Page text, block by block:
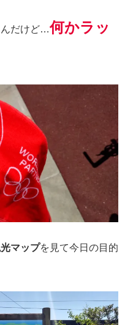
んだけど…何かラッ
マップを見て今日の目的